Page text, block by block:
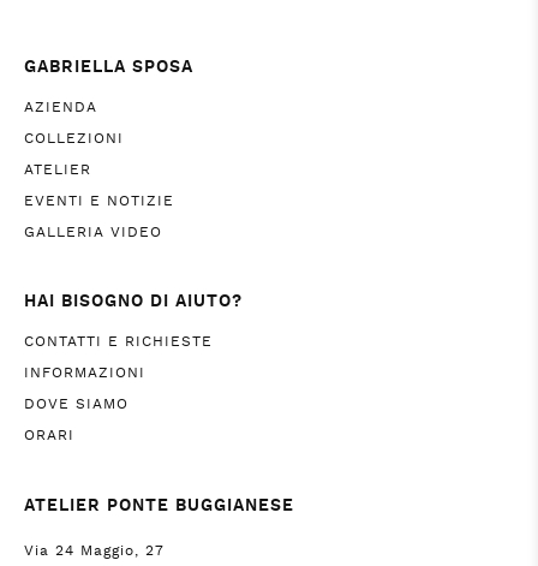
GABRIELLA SPOSA
AZIENDA
COLLEZIONI
ATELIER
EVENTI E NOTIZIE
GALLERIA VIDEO
HAI BISOGNO DI AIUTO?
CONTATTI E RICHIESTE
INFORMAZIONI
DOVE SIAMO
ORARI
ATELIER PONTE BUGGIANESE
Via 24 Maggio, 27